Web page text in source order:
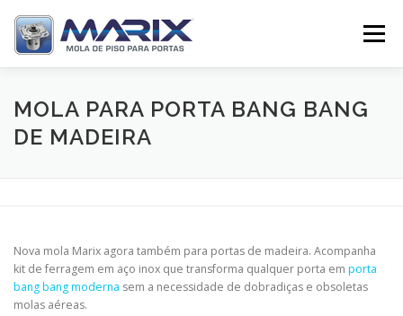
para
Menu
SOBRE PRODUTOS TV MARIX
MOLA PARA PORTA BANG BANG
DE MADEIRA
Nova mola Marix agora também para portas de madeira. Acompanha
kit de ferragem em aço inox que transforma qualquer porta em porta
bang bang moderna sem a necessidade de dobradiças e obsoletas
molas aéreas.